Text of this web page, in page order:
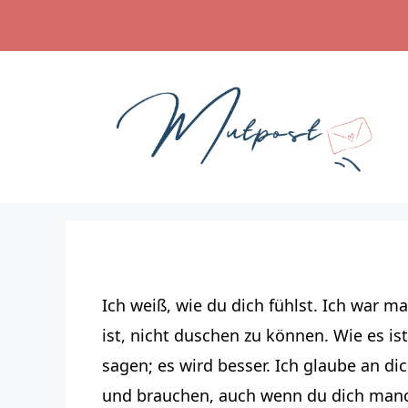
Ich weiß, wie du dich fühlst. Ich war
ist, nicht duschen zu können. Wie es
sagen; es wird besser. Ich glaube an
und brauchen, auch wenn du dich